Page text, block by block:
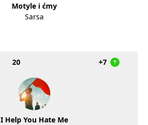
Motyle i ćmy
Sarsa
20 +7
I Help You Hate Me